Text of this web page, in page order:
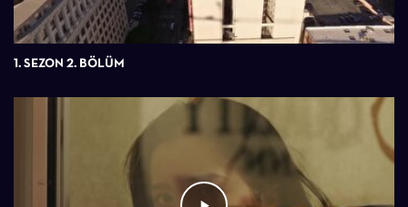
1. SEZON 2. BÖLÜM